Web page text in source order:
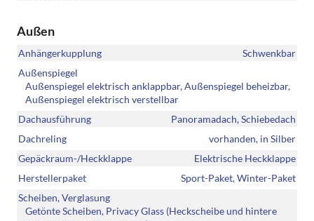
Außen
Anhängerkupplung
Schwenkbar
Außenspiegel
Außenspiegel elektrisch anklappbar, Außenspiegel beheizbar,
Außenspiegel elektrisch verstellbar
Dachausführung
Panoramadach, Schiebedach
Dachreling
vorhanden, in Silber
Gepäckraum-/Heckklappe
Elektrische Heckklappe
Herstellerpaket
Sport-Paket, Winter-Paket
Scheiben, Verglasung
Getönte Scheiben, Privacy Glass (Heckscheibe und hintere